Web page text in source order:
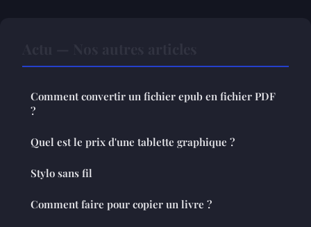
Comment convertir un fichier epub en fichier PDF
?
Quel est le prix d'une tablette graphique ?
Stylo sans fil
Comment faire pour copier un livre ?